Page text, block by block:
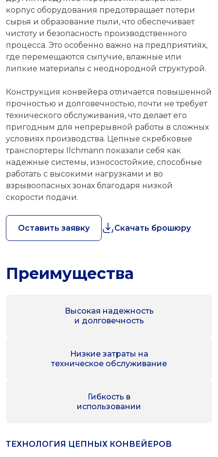
корпус оборудования предотвращает потери
сырья и образование пыли, что обеспечивает
чистоту и безопасность производственного
процесса. Это особенно важно на предприятиях,
где перемещаются сыпучие, влажные или
липкие материалы с неоднородной структурой.
Конструкция конвейера отличается повышенной
прочностью и долговечностью, почти не требует
технического обслуживания, что делает его
пригодным для непрерывной работы в сложных
условиях производства. Цепные скребковые
транспортеры Ilchmann показали себя как
надежные системы, износостойкие, способные
работать с высокими нагрузками и во
взрывоопасных зонах благодаря низкой
скорости подачи.
Оставить заявку Скачать брошюру
Преимущества
Высокая надежность
и долговечность
Низкие затраты на
техническое обслуживание
Гибкость в
использовании
ТЕХНОЛОГИЯ ЦЕПНЫХ КОНВЕЙЕРОВ